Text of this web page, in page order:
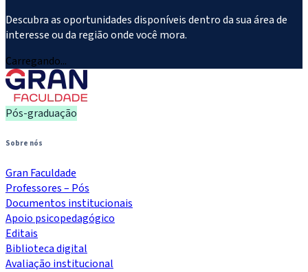
Descubra as oportunidades disponíveis dentro da sua área de
interesse ou da região onde você mora.
Carregando...
Pós-graduação
Sobre nós
Gran Faculdade
Professores – Pós
Documentos institucionais
Apoio psicopedagógico
Editais
Biblioteca digital
Avaliação institucional